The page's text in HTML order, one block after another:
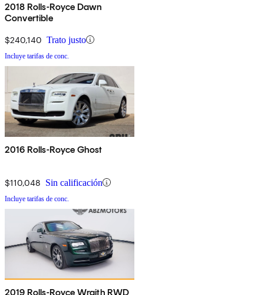
2018 Rolls-Royce Dawn
Convertible
$240,140 Trato justo
Incluye tarifas de conc.
2016 Rolls-Royce Ghost
$110,048 Sin calificación
Incluye tarifas de conc.
2019 Rolls-Royce Wraith RWD